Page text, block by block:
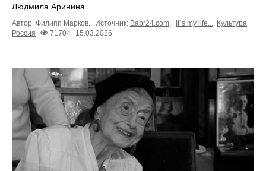
Людмила Аринина.
Автор: Филипп Марков. Источник: Babr24.com It`s my life...
Культура
Россия
71704 15.03.2026